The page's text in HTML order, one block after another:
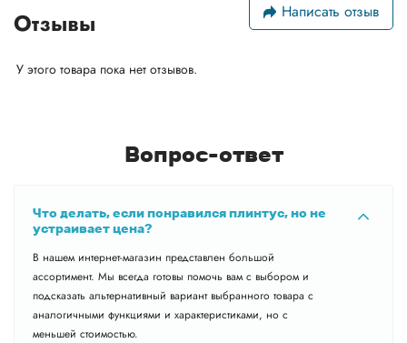
Отзывы Написать отзыв
У этого товара пока нет отзывов.
Вопрос-ответ
Что делать, если понравился плинтус, но не
устраивает цена?
В нашем интернет-магазин представлен большой
ассортимент. Мы всегда готовы помочь вам с выбором и
подсказать альтернативный вариант выбранного товара с
аналогичными функциями и характеристиками, но с
меньшей стоимостью.